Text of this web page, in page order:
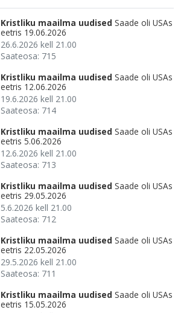
Kristliku maailma uudised Saade oli USAs
eetris 19.06.2026
26.6.2026 kell 21.00
Saateosa: 715
Kristliku maailma uudised Saade oli USAs
eetris 12.06.2026
19.6.2026 kell 21.00
Saateosa: 714
Kristliku maailma uudised Saade oli USAs
eetris 5.06.2026
12.6.2026 kell 21.00
Saateosa: 713
Kristliku maailma uudised Saade oli USAs
eetris 29.05.2026
5.6.2026 kell 21.00
Saateosa: 712
Kristliku maailma uudised Saade oli USAs
eetris 22.05.2026
29.5.2026 kell 21.00
Saateosa: 711
Kristliku maailma uudised Saade oli USAs
eetris 15.05.2026